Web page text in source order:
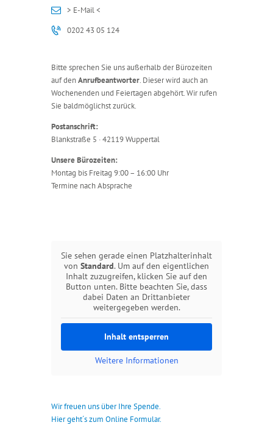
> E-Mail <
0202 43 05 124
Bitte sprechen Sie uns außerhalb der Bürozeiten
auf denAnrufbeantworter. Dieser wird auch an
Wochenenden und Feiertagen abgehört. Wir rufen
Sie baldmöglichst zurück.
Postanschrift:
Blankstraße 5 · 42119 Wuppertal
Unsere Bürozeiten:
Montag bis Freitag 9:00 – 16:00 Uhr
Termine nach Absprache
Sie sehen gerade einen Platzhalterinhalt
von Standard. Um auf den eigentlichen
Inhalt zuzugreifen, klicken Sie auf den
Button unten. Bitte beachten Sie, dass
dabei Daten an Drittanbieter
weitergegeben werden.
Inhalt entsperren
Weitere Informationen
Wir freuen uns über Ihre Spende.
Hier geht´s zum Online Formular.